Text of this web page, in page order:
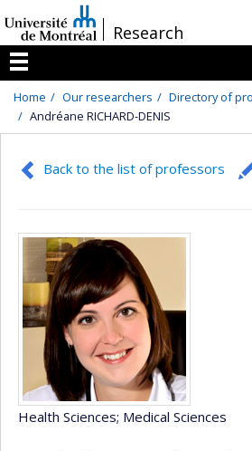
au
contenu
/Research
Menu
Home Our researchers
Directory of
Andréane RICHARD-DENIS
Back to the list of professors
Health Sciences; Medical Sciences